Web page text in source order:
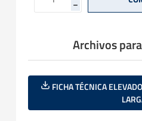
h
Archivos
FICHA TÉCNICA